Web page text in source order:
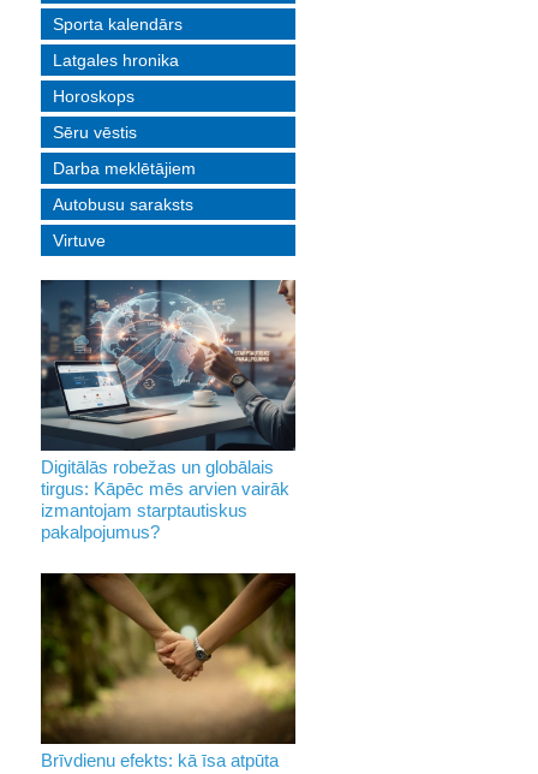
Sporta kalendārs
Latgales hronika
Horoskops
Sēru vēstis
Darba meklētājiem
Autobusu saraksts
Virtuve
Digitālās robežas un globālais
tirgus: Kāpēc mēs arvien vairāk
izmantojam starptautiskus
pakalpojumus?
Brīvdienu efekts: kā īsa atpūta